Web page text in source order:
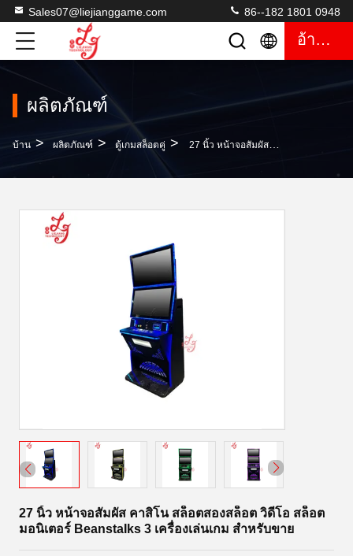
Sales07@liejianggame.com 86--182 1801 0948
อ้างอิง
ผลิตภัณฑ์
บ้าน > ผลิตภัณฑ์ > ตู้เกมสล็อตคู่ > 27 นิ้ว หน้าจอสัมผัส คาสิโน สล็อตสองสล็อต วิดีโอ สล็อต มอนิเตอร์ BeanstaIks 3 เครื่องเล่นเกม สําหรับขาย
27 นิ้ว หน้าจอสัมผัส คาสิโน สล็อตสองสล็อต วิดีโอ สล็อต
มอนิเตอร์ BeanstaIks 3 เครื่องเล่นเกม สําหรับขาย